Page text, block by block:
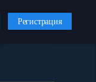
Регистрация